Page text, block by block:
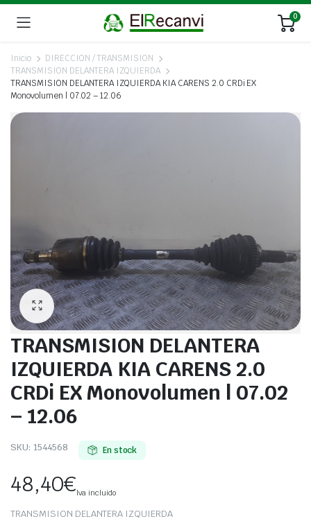
0
Inicio
DIRECCION / TRANSMISION
TRANSMISION DELANTERA IZQUIERDA
TRANSMISION DELANTERA IZQUIERDA KIA CARENS 2.0 CRDi EX
Monovolumen | 07.02 – 12.06
TRANSMISION DELANTERA
IZQUIERDA KIA CARENS 2.0
CRDi EX Monovolumen | 07.02
– 12.06
SKU: 1544568 En stock
48,40€Iva incluido
TRANSMISION DELANTERA IZQUIERDA